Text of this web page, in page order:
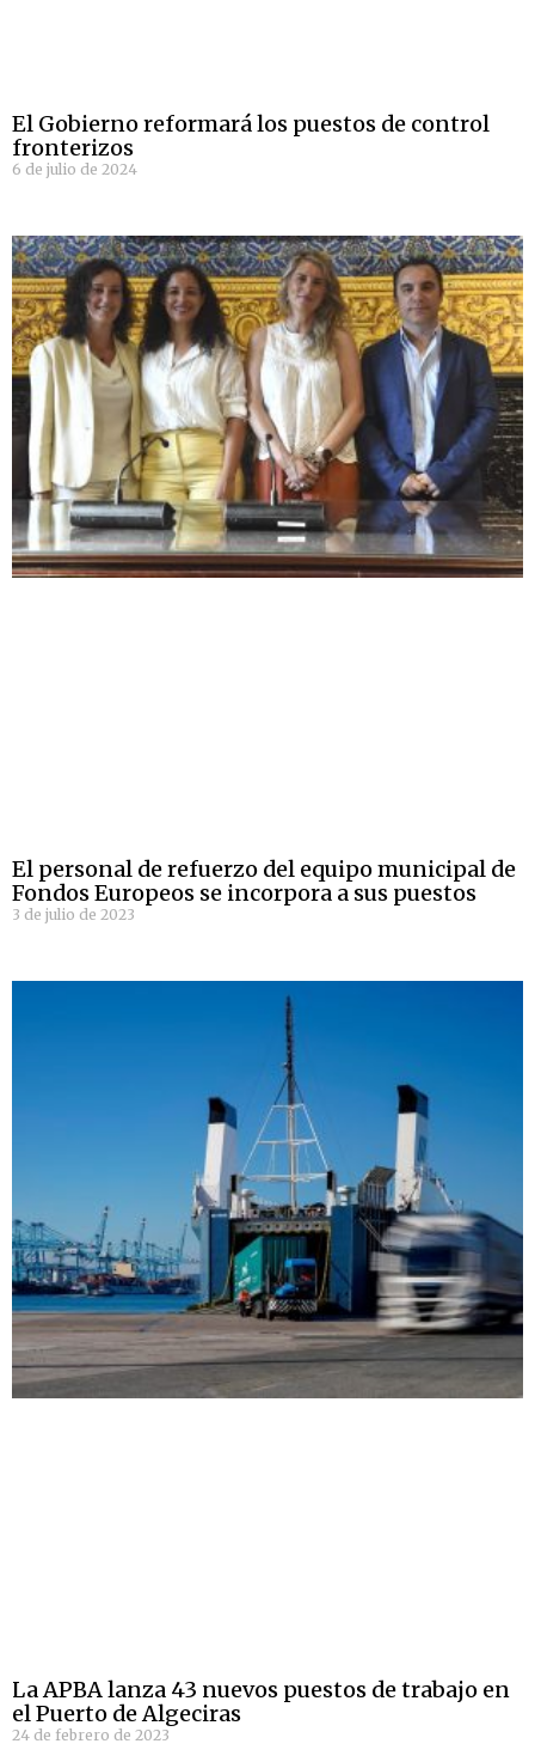
El Gobierno reformará los puestos de control
fronterizos
6 de julio de 2024
El personal de refuerzo del equipo municipal de
Fondos Europeos se incorpora a sus puestos
3 de julio de 2023
La APBA lanza 43 nuevos puestos de trabajo en
el Puerto de Algeciras
24 de febrero de 2023